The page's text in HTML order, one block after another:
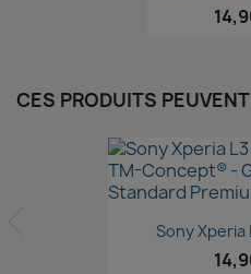
CES PRODUITS

Sony Xperia